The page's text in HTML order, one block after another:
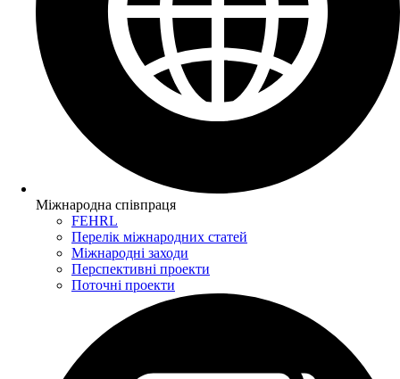
Міжнародна співпраця
FEHRL
Перелік міжнародних статей
Міжнародні заходи
Перспективні проекти
Поточні проекти